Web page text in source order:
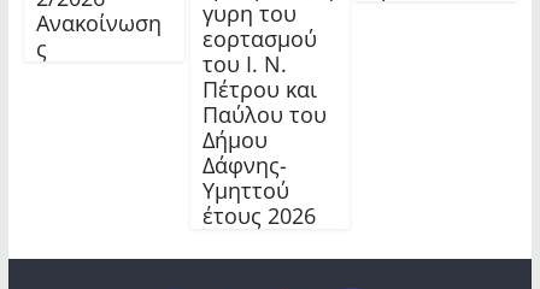
Ανακοίνωση
ς
γυρη του
εορτασμού
του Ι. Ν.
Πέτρου και
Παύλου του
Δήμου
Δάφνης-
Υμηττού
έτους 2026